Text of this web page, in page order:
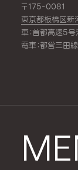
〒175-0081
東京都板橋区
車：首都高速5
電車：都営三田線